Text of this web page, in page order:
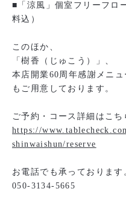
■「涼風」個室フリーフ
料込）
このほか、
「樹香（じゅこう）」、
本店開業60周年感謝メニュ
もご用意しております。
ご予約・コース詳細はこち
https://
shinwaishun/reserve
お電話でも承っております
050-3134-5665